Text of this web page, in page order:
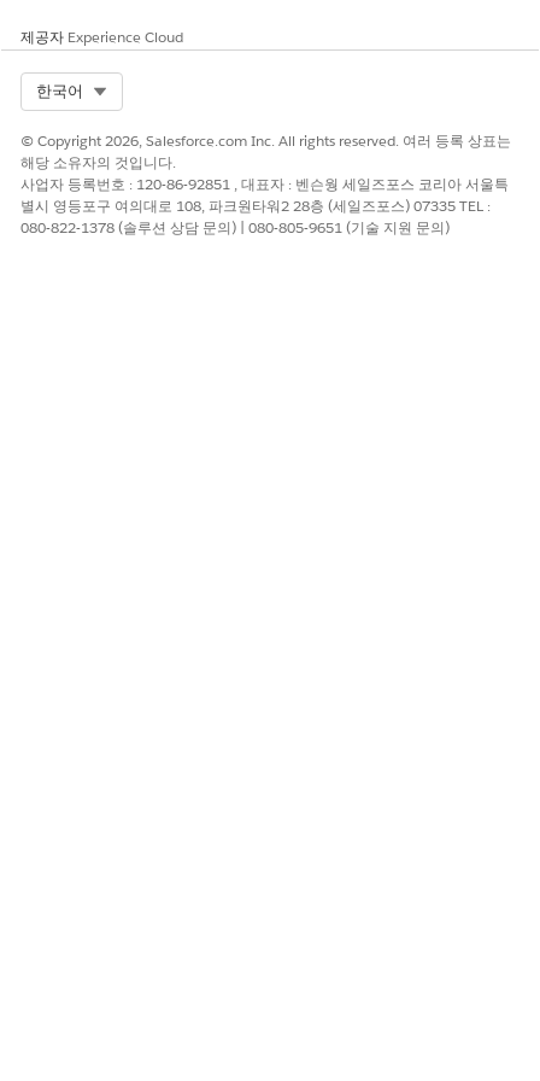
제공자 Experience Cloud
한국어
© Copyright 2026, Salesforce.com Inc. All rights reserved. 여러 등록 상표는
해당 소유자의 것입니다.
사업자 등록번호 : 120-86-92851 , 대표자 : 벤슨웡 세일즈포스 코리아 서울특
별시 영등포구 여의대로 108, 파크원타워2 28층 (세일즈포스) 07335 TEL :
080-822-1378 (솔루션 상담 문의) | 080-805-9651 (기술 지원 문의)